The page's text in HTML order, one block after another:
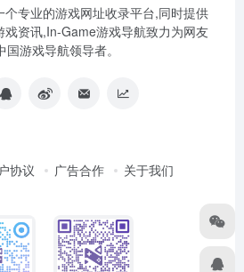
专业的游戏网址收录平台,同时提供
戏资讯,In-Game游戏导航致力为网友
国游戏导航领导者。
协议 广告合作 关于我们